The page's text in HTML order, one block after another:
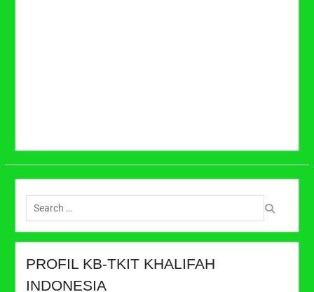
Search
for:
PROFIL KB-TKIT KHALIFAH
INDONESIA